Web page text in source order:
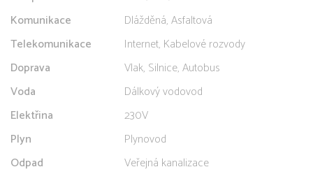
Komunikace
Dlážděná, Asfaltová
Telekomunikace
Internet, Kabelové rozvody
Doprava
Vlak, Silnice, Autobus
Voda
Dálkový vodovod
Elektřina
230V
Plyn
Plynovod
Odpad
Veřejná kanalizace